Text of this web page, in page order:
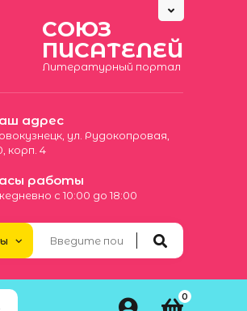
СОЮЗ
ПИСАТЕЛЕЙ
Литературный портал
адрес
ул. Рудокопровая,
корп. 4
работы
с 10:00 до 18:00
0